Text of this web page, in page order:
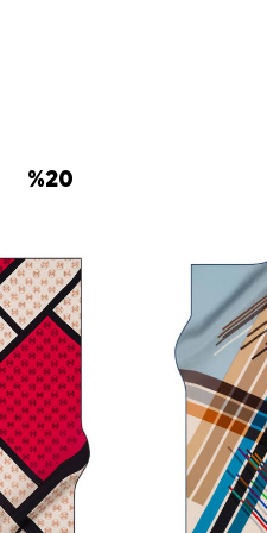
görünümü nasıldır?
kombinlenebilir?
grubundadır?
%20